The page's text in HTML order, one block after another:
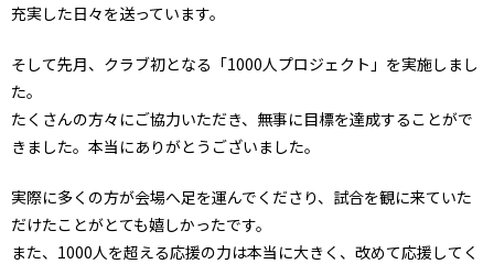
充実した日々を送っています。
そして先月、クラブ初となる「1000人プロジェクト」を実施しまし
た。
たくさんの方々にご協力いただき、無事に目標を達成することがで
きました。本当にありがとうございました。
実際に多くの方が会場へ足を運んでくださり、試合を観に来ていた
だけたことがとても嬉しかったです。
また、1000人を超える応援の力は本当に大きく、改めて応援してく